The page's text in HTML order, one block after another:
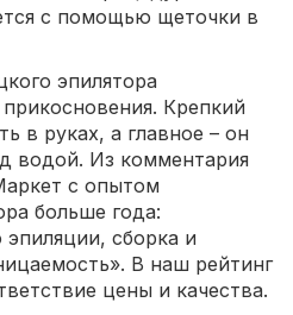
с помощью щеточки в
эпилятора
Крепкий
в руках, а главное – он
водой. Из комментария
с опытом
больше года:
сборка и
В наш рейтинг
цены и качества.